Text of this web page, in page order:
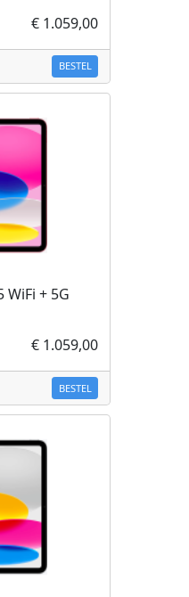
€ 1.059,00
BESTEL
WiFi + 5G
€ 1.059,00
BESTEL